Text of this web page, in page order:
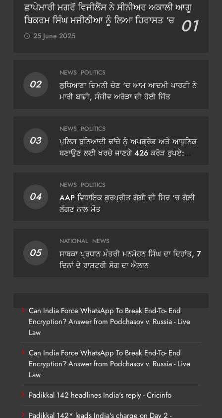
ਛਾਪੇਮਾਰੀ ਮਗਰੋਂ ਵਿਜੀਲੈਂਸ ਨੇ ਸੀਨੀਅਰ ਅਕਾਲੀ ਆਗੂ
ਬਿਕਰਮ ਸਿੰਘ ਮਜੀਠੀਆ ਨੂੰ ਲਿਆ ਹਿਰਾਸਤ ‘ਚ 01
25 June 2025
02
NEWS POLITICS
ਲੁਧਿਆਣਾ ਜ਼ਿਮਨੀ ਚੋਣ ‘ਚ ਆਮ ਆਦਮੀ ਪਾਰਟੀ ਨੇ
ਮਾਰੀ ਬਾਜ਼ੀ, ਸੰਜੀਵ ਅਰੋੜਾ ਦੀ ਹੋਈ ਜਿੱਤ
03
NEWS POLITICS
ਪੁਲਿਸ ਬੁਨਿਆਦੀ ਢਾਂਚੇ ਨੂੰ ਅਪਗ੍ਰੇਡ ਅਤੇ ਆਧੁਨਿਕ
ਬਣਾਉਣ ਲਈ ਖਰਚੇ ਜਾਣਗੇ 426 ਕਰੋੜ ਰੁਪਏ:
04
NEWS POLITICS
AAP ਵਿਧਾਇਕ ਗੁਰਪ੍ਰੀਤ ਗੋਗੀ ਦੀ ਸਿਰ ‘ਚ ਗੋਲ਼ੀ
ਲੱਗਣ ਨਾਲ ਮੌਤ
05
NATIONAL NEWS
ਸਾਬਕਾ ਪ੍ਰਧਾਨ ਮੰਤਰੀ ਮਨਮੋਹਨ ਸਿੰਘ ਦਾ ਦਿਹਾਂਤ, 7
ਦਿਨਾਂ ਦੇ ਰਾਸ਼ਟਰੀ ਸੋਗ ਦਾ ਐਲਾਨ
Can India Force WhatsApp To Break End-To- End
Encryption? Answer from Podchasov v. Russia - Live
Law
Can India Force WhatsApp To Break End-To- End
Encryption? Answer from Podchasov v. Russia - Live
Law
Padikkal 142 headlines India's reply - Cricinfo
Padikkal 142* leads India's charge on Day 2 -